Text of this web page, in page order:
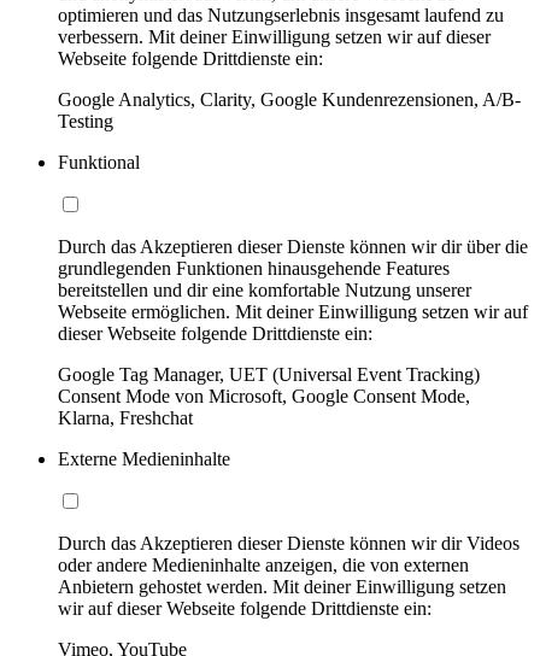
optimieren und das Nutzungserlebnis insgesamt laufend zu
verbessern. Mit deiner Einwilligung setzen wir auf dieser
Webseite folgende Drittdienste ein:
Google Analytics, Clarity, Google Kundenrezensionen, A/B-
Testing
Funktional
Durch das Akzeptieren dieser Dienste können wir dir über die
grundlegenden Funktionen hinausgehende Features
bereitstellen und dir eine komfortable Nutzung unserer
Webseite ermöglichen. Mit deiner Einwilligung setzen wir auf
dieser Webseite folgende Drittdienste ein:
Google Tag Manager, UET (Universal Event Tracking)
Consent Mode von Microsoft, Google Consent Mode,
Klarna, Freshchat
Externe Medieninhalte
Durch das Akzeptieren dieser Dienste können wir dir Videos
oder andere Medieninhalte anzeigen, die von externen
Anbietern gehostet werden. Mit deiner Einwilligung setzen
wir auf dieser Webseite folgende Drittdienste ein:
Vimeo, YouTube